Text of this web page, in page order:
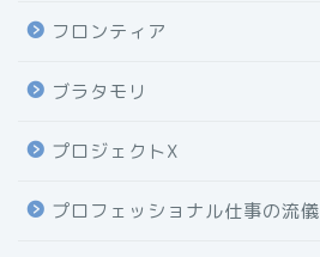
フロンティア
ブラタモリ
プロジェクトX
プロフェッショナル仕事の流儀